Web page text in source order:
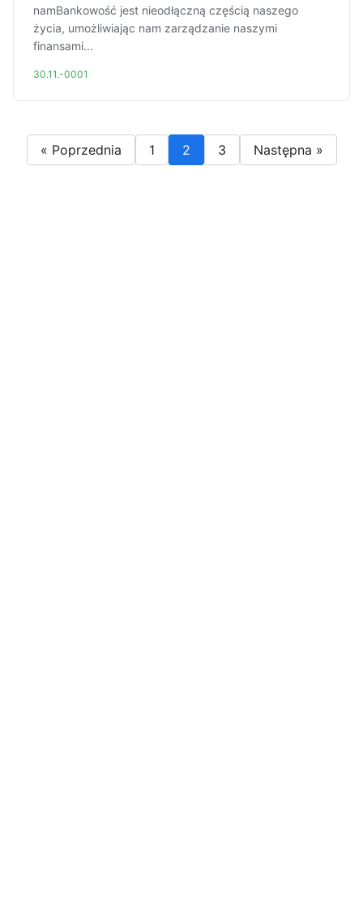
namBankowość jest nieodłączną częścią naszego
życia, umożliwiając nam zarządzanie naszymi
finansami...
30.11.-0001
« Poprzednia 1 2 3 Następna »